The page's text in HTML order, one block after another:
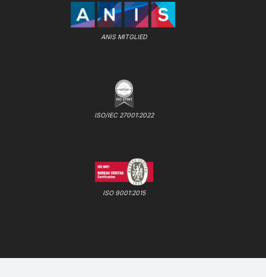
ANIS MITGLIED
ISO/IEC 27001:2022
ISO 9001:2015